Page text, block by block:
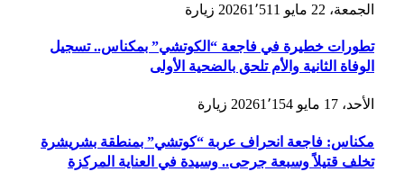
الجمعة، 22 مايو 2026 1٬511 زيارة
تطورات خطيرة في فاجعة “الكوتشي” بمكناس.. تسجيل
الوفاة الثانية والأم تلحق بالضحية الأولى
الأحد، 17 مايو 2026 1٬154 زيارة
مكناس: فاجعة انحراف عربة “كوتشي” بمنطقة بشريشرة
تخلف قتيلاً وسبعة جرحى.. وسيدة في العناية المركزة